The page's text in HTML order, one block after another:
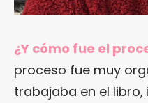
¿Y cómo fue el
proceso fue muy
trabajaba en el